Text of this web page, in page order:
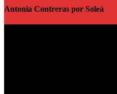
Antonia Contreras por Soleá